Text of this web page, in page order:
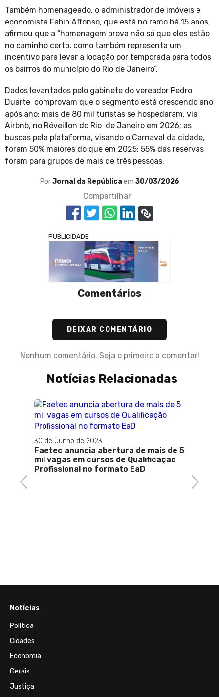
Também homenageado, o administrador de imóveis e
economista Fabio Affonso, que está no ramo há 15 anos,
afirmou que a “homenagem prova não só que eles estão
no caminho certo, como também representa um
incentivo para levar a locação por temporada para todos
os bairros do município do Rio de Janeiro”.
Dados levantados pelo gabinete do vereador Pedro
Duarte comprovam que o segmento está crescendo ano
após ano: mais de 80 mil turistas se hospedaram, via
Airbnb, no Réveillon do Rio de Janeiro em 2026; as
buscas pela plataforma, visando o Carnaval da cidade,
foram 50% maiores do que em 2025; 55% das reservas
foram para grupos de mais de três pessoas.
PorJornal da República em 30/03/2026
Compartilhar
PUBLICIDADE
Comentários
DEIXAR COMENTÁRIO
Nenhum comentário. Seja o primeiro a comentar!
Notícias Relacionadas
Previous
mais de 5
19 de Junho de 2024
Rio de Janeiro ganha dia de combate
aos maus-tratos de animais
silvestres
Next
Notícias
Política
Cidades
Economia
Gerais
Justiça